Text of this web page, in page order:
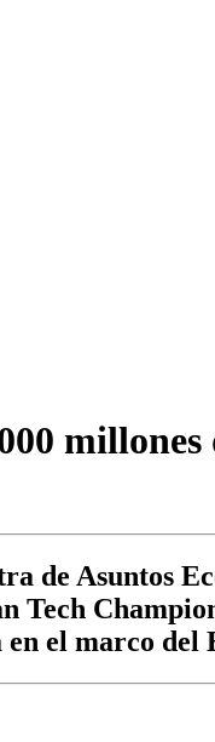
millones
de Asuntos
Tech
el marco del